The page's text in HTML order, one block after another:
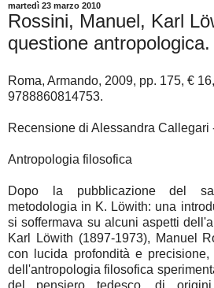
martedì 23 marzo 2010
Rossini, Manuel, Karl
questione antropologica.
Roma, Armando, 2009, pp. 175, €
9788860814753.
Recensione di Alessandra Callegari
Antropologia filosofica
Dopo la pubblicazione del
metodologia in K. Löwith: una
si soffermava su alcuni aspetti
Karl Löwith (1897-1973), Manuel
con lucida profondità e
dell'antropologia filosofica